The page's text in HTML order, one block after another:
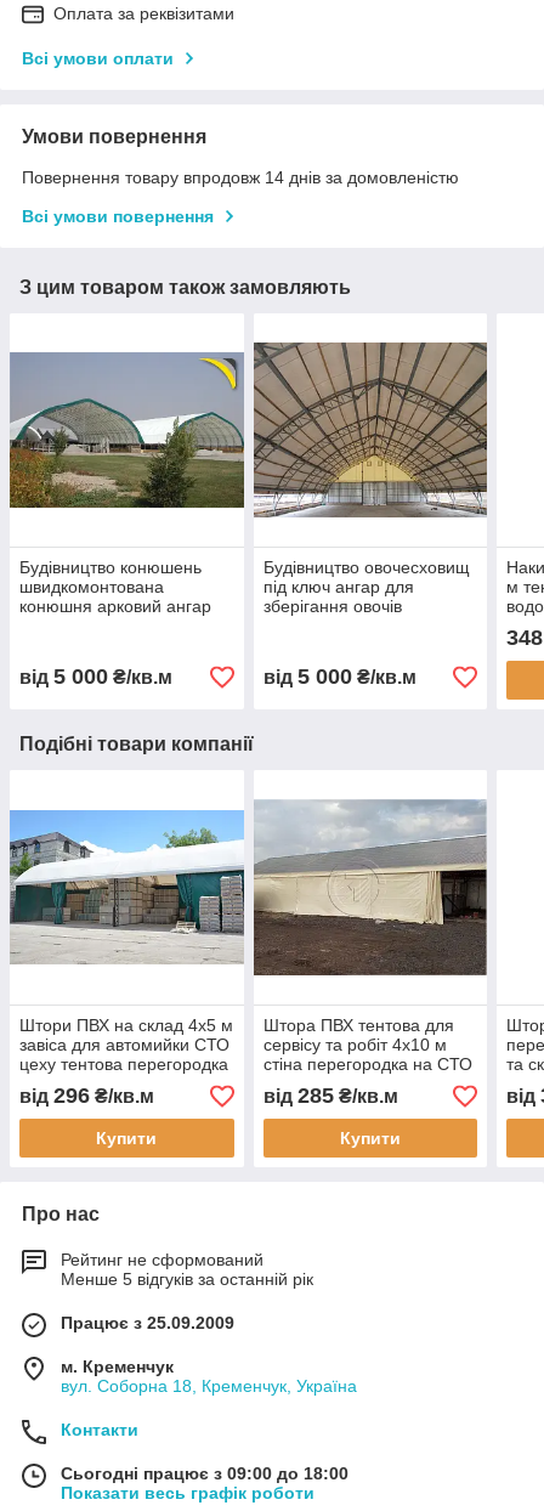
Оплата за реквізитами
Всі умови оплати
Умови повернення
Повернення товару впродовж 14 днів за домовленістю
Всі умови повернення
З цим товаром також замовляють
Будівництво конюшень
швидкомонтована
конюшня арковий ангар
ферма для коней
будівництво
від 5 000 ₴/кв.м
Будівництво овочесховищ
під ключ ангар для
зберігання овочів
капусти каркасне
овочесховище
від 5 000₴/кв.м
м
348
Подібні товари компанії
Штори ПВХ на склад 4х5 м
завіса для автомийки СТО
цеху тентова перегородка
водонепроникна
теплоізоляційна
від 296 ₴/кв.м
Купити
Штора ПВХ тентова для
сервісу та робіт 4x10 м
стіна перегородка на СТО
завіса ПВХ промислова
від 285₴/кв.м
Купити
та
від
Про нас
Рейтинг не сформований
Менше 5 відгуків за останній рік
Працює з 25.09.2009
м. Кременчук
вул. Соборна 18, Кременчук, Україна
Контакти
Сьогодні працює з 09:00 до 18:00
Показати весь графік роботи